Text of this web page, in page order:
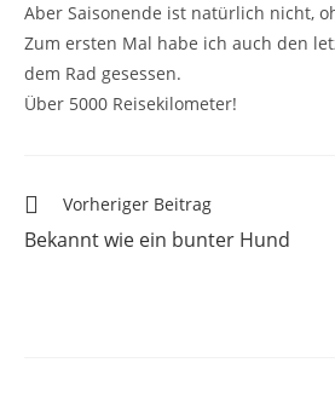
Aber Saisonende ist natürlich nicht,
Zum ersten Mal habe ich auch den
dem Rad gesessen.
Über 5000 Reisekilometer!
Vorheriger Beitrag
Bekannt wie ein bunter Hund